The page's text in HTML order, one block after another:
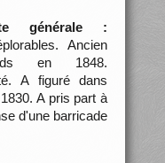
générale :
Ancien
en 1848.
A figuré dans
A pris part à
d'une barricade